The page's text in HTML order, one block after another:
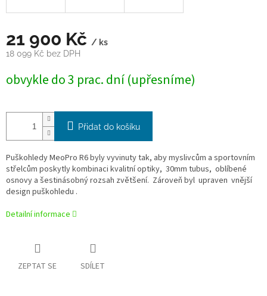
21 900 Kč / ks
18 099 Kč bez DPH
cena:
obvykle do 3 prac. dní (upřesníme)
Přidat do košíku
Puškohledy MeoPro R6 byly vyvinuty tak, aby myslivcům a sportovním
střelcům poskytly kombinaci kvalitní optiky, 30mm tubus, oblíbené
osnovy a šestinásobný rozsah zvětšení. Zároveň byl upraven vnější
design puškohledu .
Detailní informace
ZEPTAT SE SDÍLET